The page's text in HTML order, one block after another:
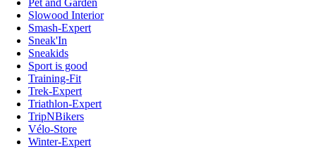
Pet and Garden
Slowood Interior
Smash-Expert
Sneak'In
Sneakids
Sport is good
Training-Fit
Trek-Expert
Triathlon-Expert
TripNBikers
Vélo-Store
Winter-Expert